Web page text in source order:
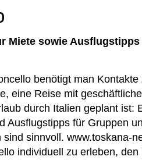
Miete sowie Ausflugstipps
benötigt man Kontakte
eine Reise mit
durch Italien geplant ist:
Ausflugstipps für Gruppen
sinnvoll. www.toskana-
individuell zu erleben,